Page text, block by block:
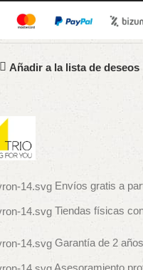
Añadir a la lista de deseos
Envíos gratis a
Tiendas físicas
Garantía de 2 años
Asesoramiento